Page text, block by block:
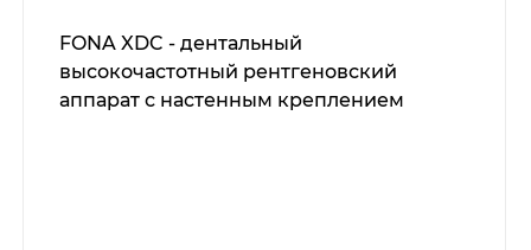
FONA XDC - дентальный
высокочастотный рентгеновский
аппарат с настенным креплением